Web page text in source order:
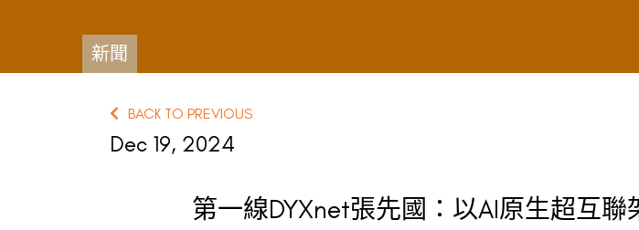
新聞
BACK TO PREVIOUS
Dec 19, 2024
第一線DYXnet張先國：以AI原生超互